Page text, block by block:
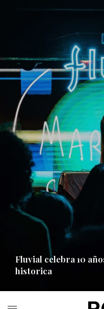
Fluvial celebra 10
historica